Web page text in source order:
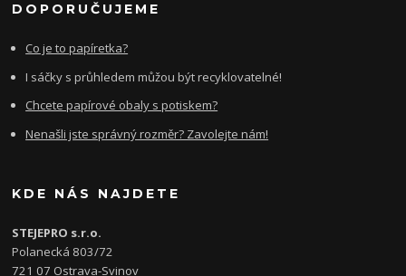
DOPORUČUJEME
Co je to papíretka?
I sáčky s průhledem můžou být recyklovatelné!
Chcete papírové obaly s potiskem?
Nenašli jste správný rozměr? Zavolejte nám!
KDE NÁS NAJDETE
STEJEPRO s.r.o.
Polanecká 803/72
721 07 Ostrava-Svinov